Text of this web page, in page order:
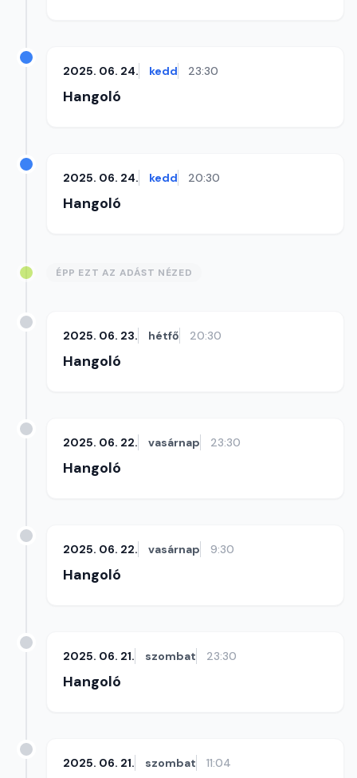
2025. 06. 24. kedd 23:30
Hangoló
2025. 06. 24. kedd 20:30
Hangoló
ÉPP EZT AZ ADÁST NÉZED
2025. 06. 23. hétfő 20:30
Hangoló
2025. 06. 22. vasárnap 23:30
Hangoló
2025. 06. 22. vasárnap 9:30
Hangoló
2025. 06. 21. szombat 23:30
Hangoló
2025. 06. 21. szombat 11:04